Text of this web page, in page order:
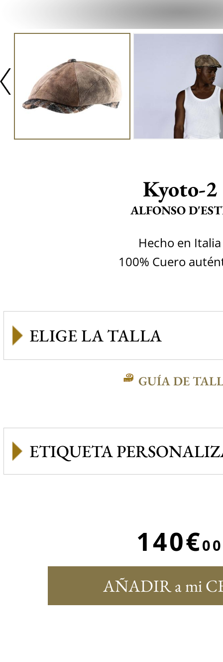
Kyoto-2
ALFONSO
Hecho en Italia
100% Cuero
GUÍA DE
ETIQUETA
140€00
AÑADIR a mi